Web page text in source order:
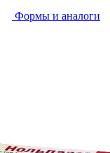
Формы и аналоги